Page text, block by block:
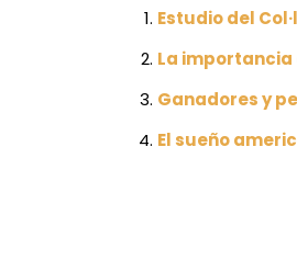
Estudio del
La
Ganadores y
El sueño